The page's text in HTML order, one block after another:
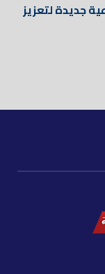
اصطناعية جديدة لتعزيز